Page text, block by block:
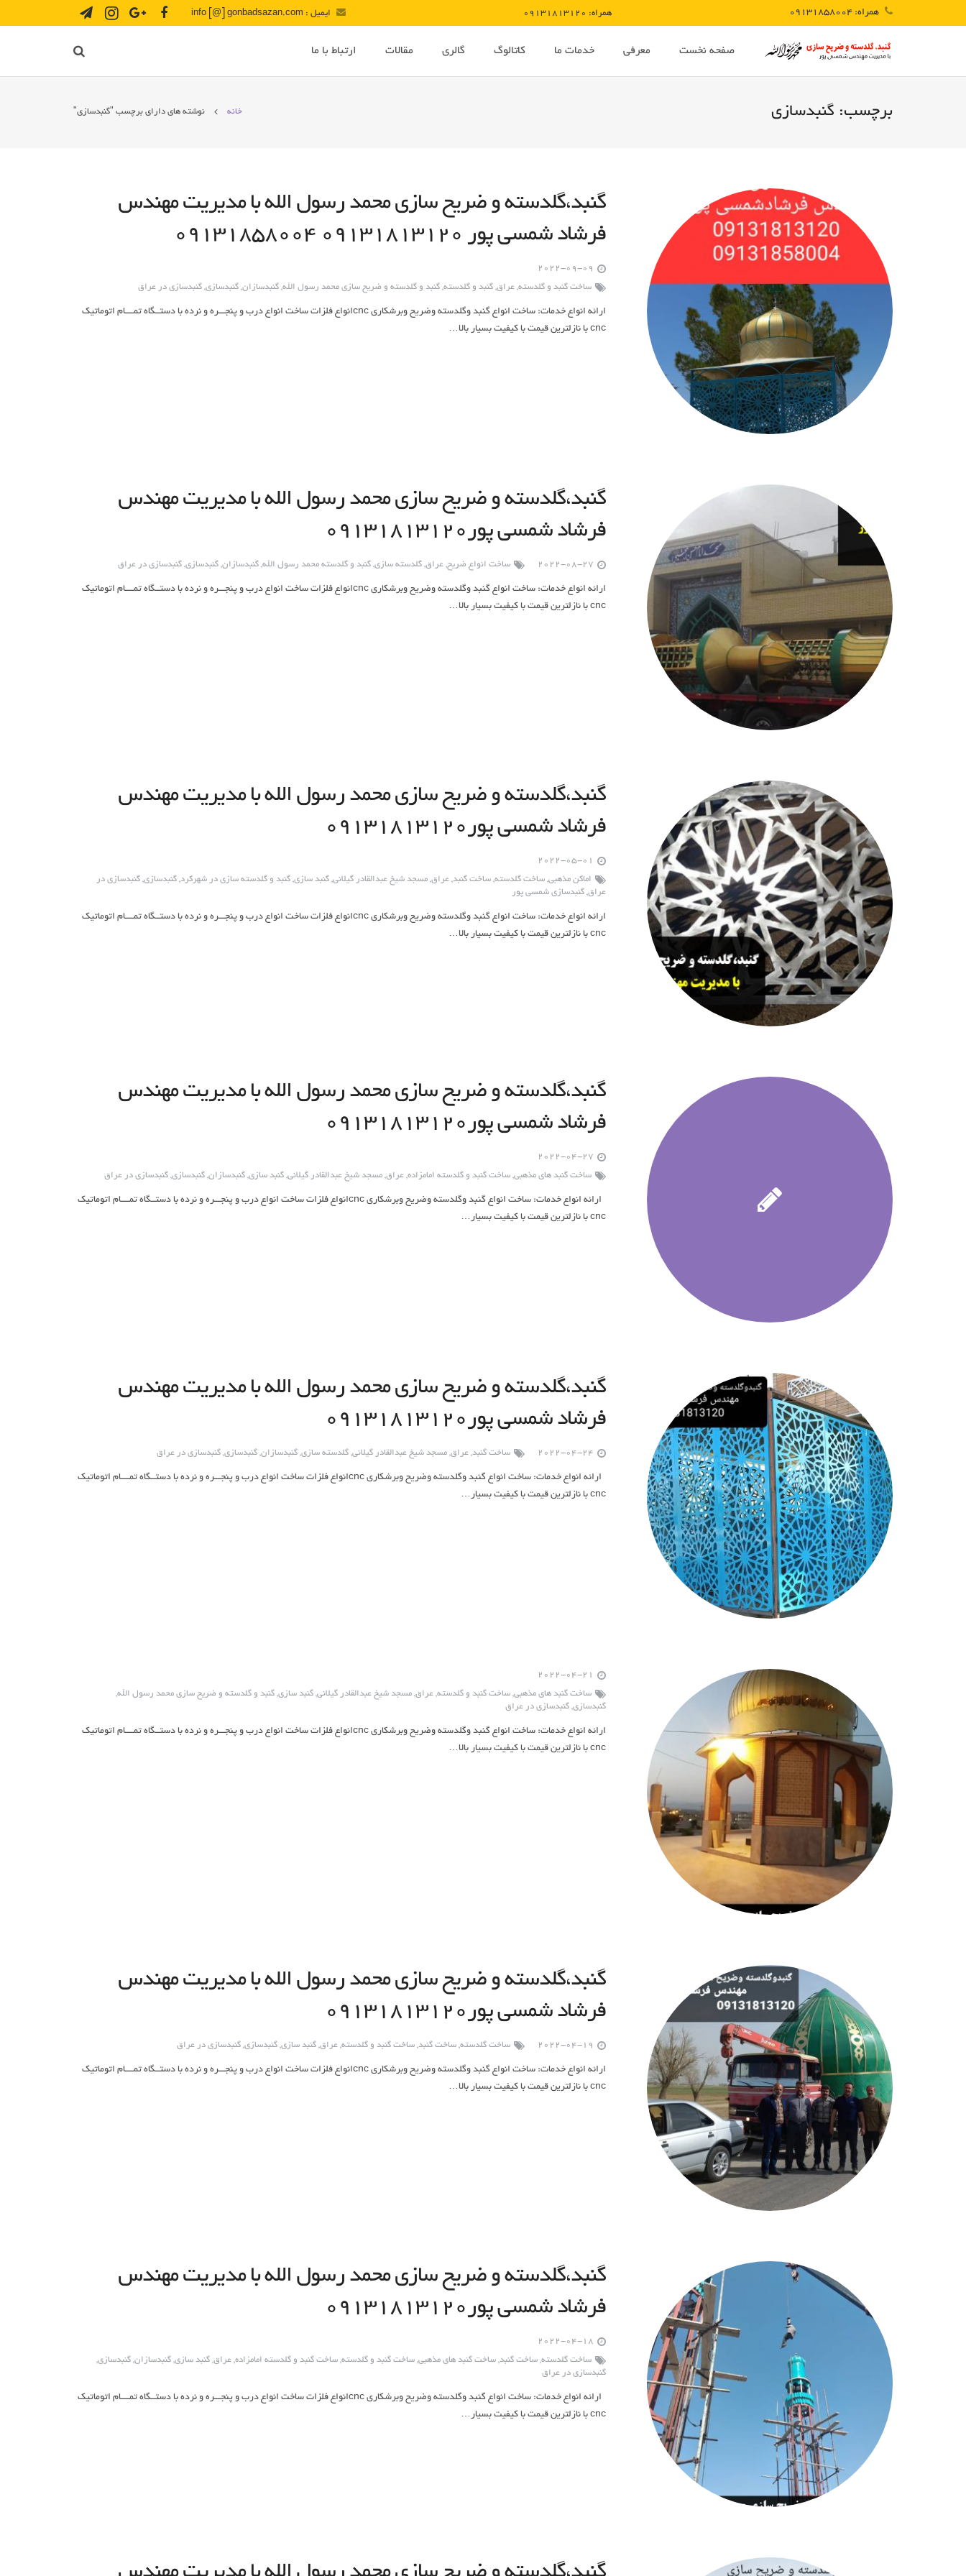
همراه: 09131858004 همراه: 09131813120 ایمیل : info [@] gonbadsazan.com
صفحه نخست معرفی خدمات ما کاتالوگ گالری مقالات ارتباط با ما
برچسب: گنبدسازی خانه نوشته های دارای برچسب "گنبدسازی"
گنبد،گلدسته و ضریح سازی محمد رسول الله با مدیریت مهندس
فرشاد شمسی پور ۰۹۱۳۱۸۱۳۱۲۰ ۰۹۱۳۱۸۵۸۰۰۴
2022-09-09
ساخت گنبد و گلدسته, عراق, گنبد و گلدسته, گنبد و گلدسته و ضریح سازی محمد رسول الله, گنبدسازان, گنبدسازی, گنبدسازی در عراق
ارائه انواع خدمات: ساخت انواع گنبد وگلدسته وضریح وبرشکاری cncانواع فلزات ساخت انواع درب و پنجـــره و نرده با دستــگاه تمــــام اتوماتیک
cnc با نازلترین قیمت با کیفیت بسیار بالا…
گنبد،گلدسته و ضریح سازی محمد رسول الله با مدیریت مهندس
فرشاد شمسی پور۰۹۱۳۱۸۱۳۱۲۰
2022-08-27 ساخت انواع ضریح, عراق, گلدسته سازی, گنبد و گلدسته محمد رسول الله, گنبدسازان, گنبدسازی, گنبدسازی در عراق
ارائه انواع خدمات: ساخت انواع گنبد وگلدسته وضریح وبرشکاری cncانواع فلزات ساخت انواع درب و پنجـــره و نرده با دستــگاه تمــــام اتوماتیک
cnc با نازلترین قیمت با کیفیت بسیار بالا…
گنبد،گلدسته و ضریح سازی محمد رسول الله با مدیریت مهندس
فرشاد شمسی پور۰۹۱۳۱۸۱۳۱۲۰
2022-05-01
اماکن مذهبی, ساخت گلدسته, ساخت گنبد, عراق, مسجد شیخ عبدالقادر گیلانی, گنبد سازی, گنبد و گلدسته سازی در شهرکرد, گنبدسازی, گنبدسازی در
عراق, گنبدسازی شمسی پور
ارائه انواع خدمات: ساخت انواع گنبد وگلدسته وضریح وبرشکاری cncانواع فلزات ساخت انواع درب و پنجـــره و نرده با دستــگاه تمــــام اتوماتیک
cnc با نازلترین قیمت با کیفیت بسیار بالا…
گنبد،گلدسته و ضریح سازی محمد رسول الله با مدیریت مهندس
فرشاد شمسی پور۰۹۱۳۱۸۱۳۱۲۰
2022-04-27
ساخت گنبد های مذهبی, ساخت گنبد و گلدسته امامزاده, عراق, مسجد شیخ عبدالقادر گیلانی, گنبد سازی, گنبدسازان, گنبدسازی, گنبدسازی در عراق
ارائه انواع خدمات: ساخت انواع گنبد وگلدسته وضریح وبرشکاری cncانواع فلزات ساخت انواع درب و پنجـــره و نرده با دستــگاه تمــــام اتوماتیک
cnc با نازلترین قیمت با کیفیت بسیار…
گنبد،گلدسته و ضریح سازی محمد رسول الله با مدیریت مهندس
فرشاد شمسی پور۰۹۱۳۱۸۱۳۱۲۰
2022-04-24 ساخت گنبد, عراق, مسجد شیخ عبدالقادر گیلانی, گلدسته سازی, گنبدسازان, گنبدسازی, گنبدسازی در عراق
ارائه انواع خدمات: ساخت انواع گنبد وگلدسته وضریح وبرشکاری cncانواع فلزات ساخت انواع درب و پنجـــره و نرده با دستــگاه تمــــام اتوماتیک
cnc با نازلترین قیمت با کیفیت بسیار…
2022-04-21
ساخت گنبد های مذهبی, ساخت گنبد و گلدسته, عراق, مسجد شیخ عبدالقادر گیلانی, گنبد سازی, گنبد و گلدسته و ضریح سازی محمد رسول الله,
گنبدسازی, گنبدسازی در عراق
ارائه انواع خدمات: ساخت انواع گنبد وگلدسته وضریح وبرشکاری cncانواع فلزات ساخت انواع درب و پنجـــره و نرده با دستــگاه تمــــام اتوماتیک
cnc با نازلترین قیمت با کیفیت بسیار بالا…
گنبد،گلدسته و ضریح سازی محمد رسول الله با مدیریت مهندس
فرشاد شمسی پور۰۹۱۳۱۸۱۳۱۲۰
2022-04-19 ساخت گلدسته, ساخت گنبد, ساخت گنبد و گلدسته, عراق, گنبد سازی, گنبدسازی, گنبدسازی در عراق
ارائه انواع خدمات: ساخت انواع گنبد وگلدسته وضریح وبرشکاری cncانواع فلزات ساخت انواع درب و پنجـــره و نرده با دستــگاه تمــــام اتوماتیک
cnc با نازلترین قیمت با کیفیت بسیار بالا…
گنبد،گلدسته و ضریح سازی محمد رسول الله با مدیریت مهندس
فرشاد شمسی پور۰۹۱۳۱۸۱۳۱۲۰
2022-04-18
ساخت گلدسته, ساخت گنبد, ساخت گنبد های مذهبی, ساخت گنبد و گلدسته, ساخت گنبد و گلدسته امامزاده, عراق, گنبد سازی, گنبدسازان, گنبدسازی,
گنبدسازی در عراق
ارائه انواع خدمات: ساخت انواع گنبد وگلدسته وضریح وبرشکاری cncانواع فلزات ساخت انواع درب و پنجـــره و نرده با دستــگاه تمــــام اتوماتیک
cnc با نازلترین قیمت با کیفیت بسیار…